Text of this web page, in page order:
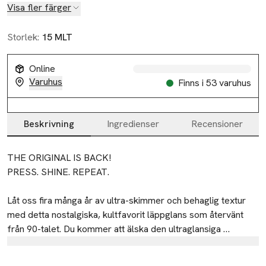
Slut i lager
Visa fler färger
Storlek: 15 MLT
Online
Varuhus
Finns i 53 varuhus
Beskrivning Ingredienser Recensioner
Beskrivning
THE ORIGINAL IS BACK!
PRESS. SHINE. REPEAT.
Låt oss fira många år av ultra-skimmer och behaglig textur
med detta nostalgiska, kultfavorit läppglans som återvänt
från 90-talet. Du kommer att älska den ultraglansiga